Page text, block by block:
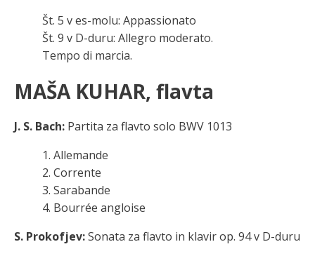
Št. 5 v es-molu: Appassionato
Št. 9 v D-duru: Allegro moderato.
Tempo di marcia.
MAŠA KUHAR, flavta
J. S. Bach: Partita za flavto solo BWV 1013
1. Allemande
2. Corrente
3. Sarabande
4. Bourrée angloise
S. Prokofjev:Sonata za flavto in klavir op. 94 v D-duru